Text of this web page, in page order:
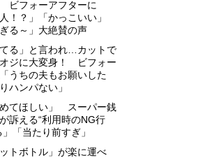
ビフォーアフターに
！？」「かっこいい」
ぎる～」大絶賛の声
る」と言われ…カットで
ジに大変身！ ビフォー
うちの夫もお願いした
ハンパない」
めてほしい」 スーパー銭
訴える“利用時のNG行
「当たり前すぎ」
トボトル」が楽に運べ